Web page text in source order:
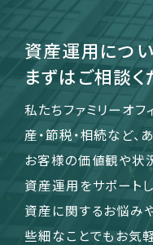
資産運用につ
まずはご相談く
私たちファミリーオフ
産・節税・相続など、
お客様の価値観や状
資産運用をサポートし
資産に関するお悩み
些細なことでもお気